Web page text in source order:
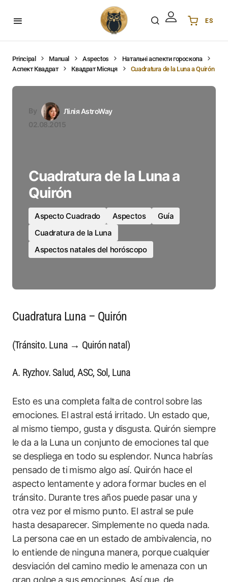
ES
DE Deutsch
PL Polski
Principal Manual Aspectos
Натальні аспекти гороскопа
Аспект Квадрат
Квадрат Місяця Cuadratura de la Luna a Quirón
By
Лілія AstroWay
02.08.2015
Cuadratura de la Luna a
Quirón
Aspecto Cuadrado Aspectos
Guía
Cuadratura de la Luna
Aspectos natales del horóscopo
Cuadratura Luna – Quirón
(Tránsito. Luna → Quirón natal)
A. Ryzhov. Salud, ASC, Sol, Luna
Esto es una completa falta de control sobre las
emociones. El astral está irritado. Un estado que,
al mismo tiempo, gusta y disgusta. Quirón siempre
le da a la Luna un conjunto de emociones tal que
se despliega en todo su esplendor. Nunca habrías
pensado de ti mismo algo así. Quirón hace el
aspecto lentamente y adora formar bucles en el
tránsito. Durante tres años puede pasar una y
otra vez por el mismo punto. El astral se pule
hasta desaparecer. Simplemente no queda nada.
La persona cae en un estado de ambivalencia, no
lo entiende de ninguna manera, porque cualquier
desviación del camino medio le amenaza con un
gran golpe a sus emociones. Así que, de